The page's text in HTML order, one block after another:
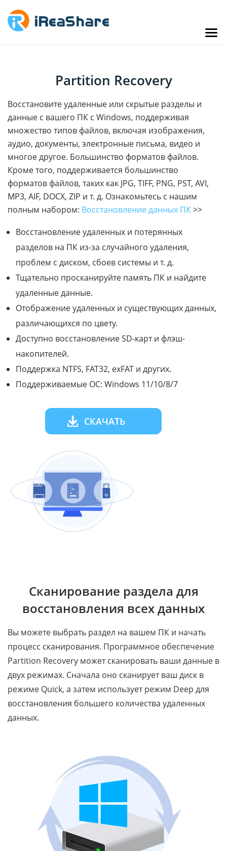
Partition Recovery
Восстановите удаленные или скрытые разделы и
данные с вашего ПК с Windows, поддерживая
множество типов файлов, включая изображения,
аудио, документы, электронные письма, видео и
многое другое. Большинство форматов файлов.
Кроме того, поддерживается большинство
форматов файлов, таких как JPG, TIFF, PNG, PST, AVI,
MP3, AIF, DOCX, ZIP и т. д. Ознакомьтесь с нашим
полным набором: Восстановление данных ПК>>
Восстановление удаленных и потерянных
разделов на ПК из-за случайного удаления,
проблем с диском, сбоев системы и т. д.
Тщательно просканируйте память ПК и найдите
удаленные данные.
Отображение удаленных и существующих данных,
различающихся по цвету.
Доступно восстановление SD-карт и флэш-
накопителей.
Поддержка NTFS, FAT32, exFAT и других.
Поддерживаемые ОС: Windows 11/10/8/7
СКАЧАТЬ
Сканирование раздела для
восстановления всех данных
Вы можете выбрать раздел на вашем ПК и начать
процесс сканирования. Программное обеспечение
Partition Recovery может сканировать ваши данные в
двух режимах. Сначала оно сканирует ваш диск в
режиме Quick, а затем использует режим Deep для
восстановления большего количества удаленных
данных.